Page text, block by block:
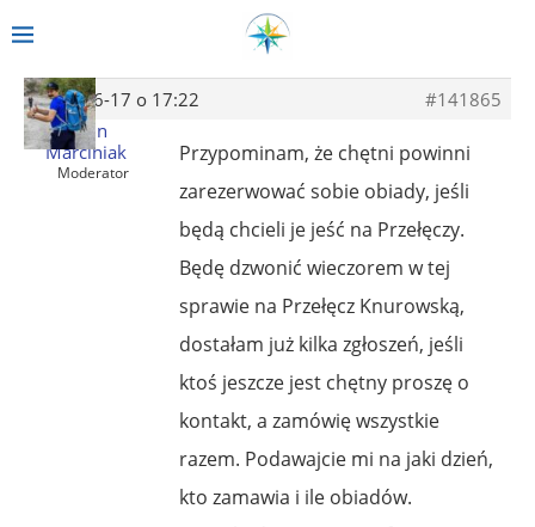
2014-06-17 o 17:22
#141865
Albin
Marciniak
Moderator
Przypominam, że chętni powinni
zarezerwować sobie obiady, jeśli
będą chcieli je jeść na Przełęczy.
Będę dzwonić wieczorem w tej
sprawie na Przełęcz Knurowską,
dostałam już kilka zgłoszeń, jeśli
ktoś jeszcze jest chętny proszę o
kontakt, a zamówię wszystkie
razem. Podawajcie mi na jaki dzień,
kto zamawia i ile obiadów.